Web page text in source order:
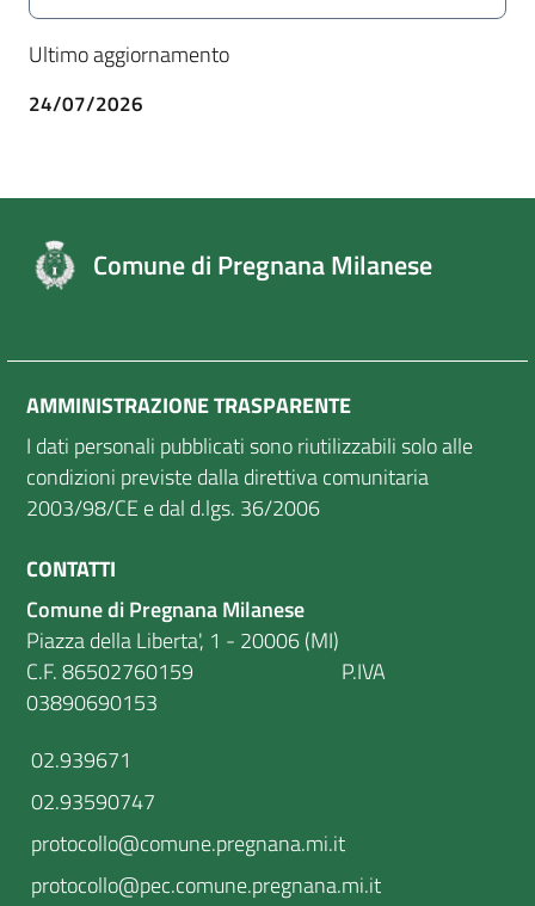
Ultimo aggiornamento
24/07/2026
Comune di Pregnana Milanese
AMMINISTRAZIONE TRASPARENTE
I dati personali pubblicati sono riutilizzabili solo alle
condizioni previste dalla direttiva comunitaria
2003/98/CE e dal d.lgs. 36/2006
CONTATTI
Comune di Pregnana Milanese
Piazza della Liberta', 1 - 20006 (MI)
C.F. 86502760159 P.IVA
03890690153
02.939671
02.93590747
protocollo@comune.pregnana.mi.it
protocollo@pec.comune.pregnana.mi.it